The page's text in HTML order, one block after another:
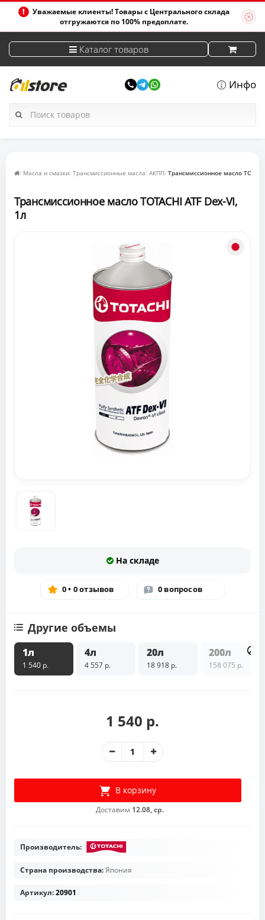
Уважаемые клиенты! Товары с Центрального склада
отгружаются по 100% предоплате.
Каталог товаров
Инфо
Масла и смазки Трансмиссионные масла АКПП Трансмиссионное масло
Трансмиссионное масло TOTACHI ATF Dex-VI,
1л
На складе
0 • 0 отзывов 0 вопросов
Другие объемы
1л
1 540 р.
4л
4 557 р.
20л
18 918 р.
200л
158 075 р.
1 540 р.
В корзину
Доставим 12.08, ср.
Производитель:
Страна производства:Япония
Артикул:20901